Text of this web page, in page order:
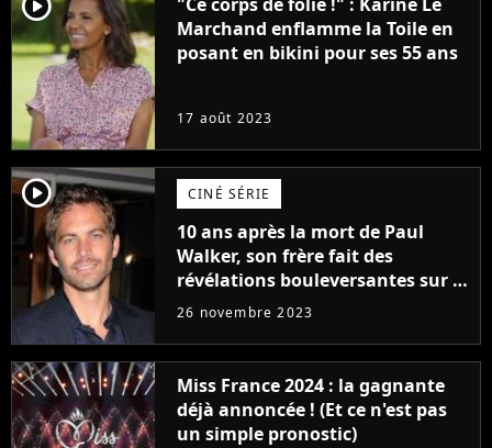
Marchand enflamme la Toile en
posant en bikini pour ses 55 ans
17 août 2023
player2 CINÉ SÉRIE
10 ans après la mort de Paul
Walker, son frère fait des
révélations bouleversantes sur la
réaction des acteurs de Fast and
26 novembre 2023
Miss France 2024 : la gagnante
déjà annoncée ! (Et ce n'est pas
un simple pronostic)